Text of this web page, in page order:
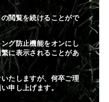
閲覧を続けることがで
グ防止機能をオンにし
に表示されることがあ
たしますが、何卒ご理
申し上げます。